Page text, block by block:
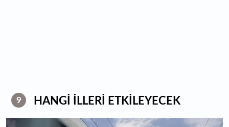
9 HANGİ İLLERİ ETKİLEYECEK